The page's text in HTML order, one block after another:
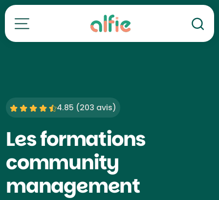
Toutes nos formations
4.85 (203 avis)
Les formations
community
management